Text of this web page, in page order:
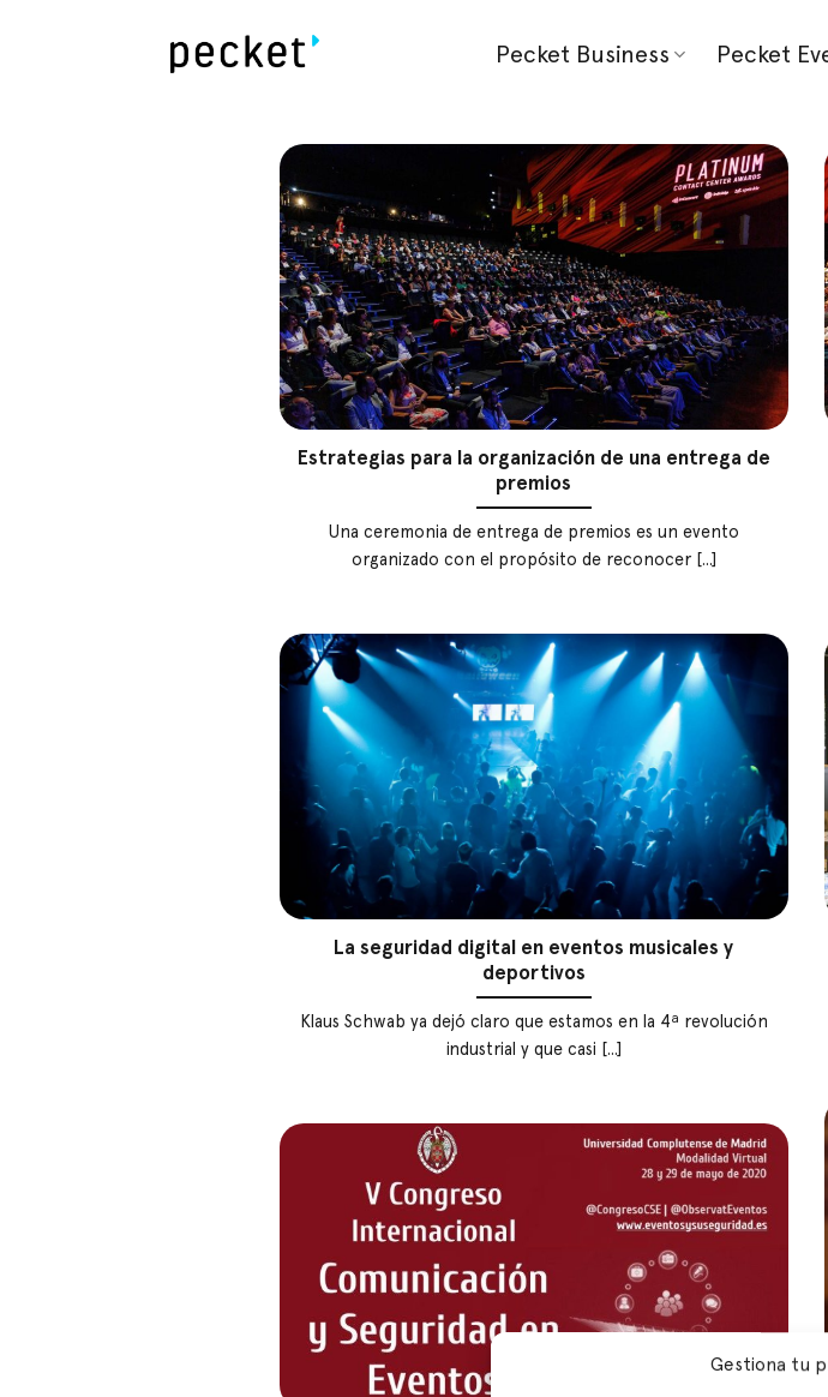
Gestiona tu
Pecket Business Pecket
Estrategias para la organización de una entrega de
premios
Una ceremonia de entrega de premios es un evento
organizado con el propósito de reconocer [...]
La seguridad digital en eventos musicales y
deportivos
Klaus Schwab ya dejó claro que estamos en la 4ª revolución
industrial y que casi [...]